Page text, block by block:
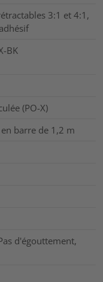
3:1 et 4:1,
BK
(PO-X)
barre de 1,2 m
d'égouttement,